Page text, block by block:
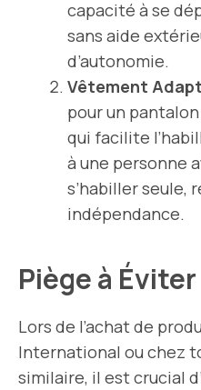
capacité à se
sans aide
d’autonomie.
Vêtement
pour un
qui facilite
à une personne
s’habiller seule,
indépendance.
Piège à Éviter
Lors de l’achat de
International ou chez
similaire, il est crucial